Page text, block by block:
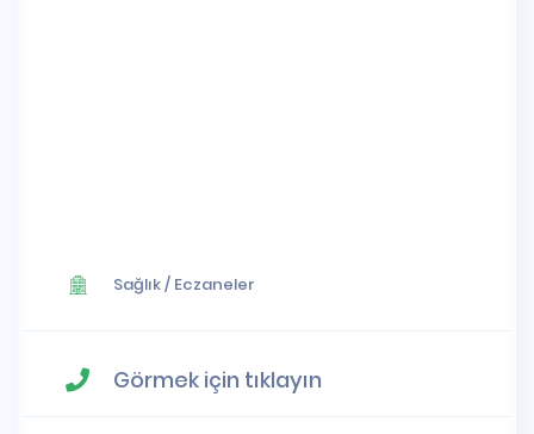
Sağlık/ Eczaneler
Görmek için tıklayın